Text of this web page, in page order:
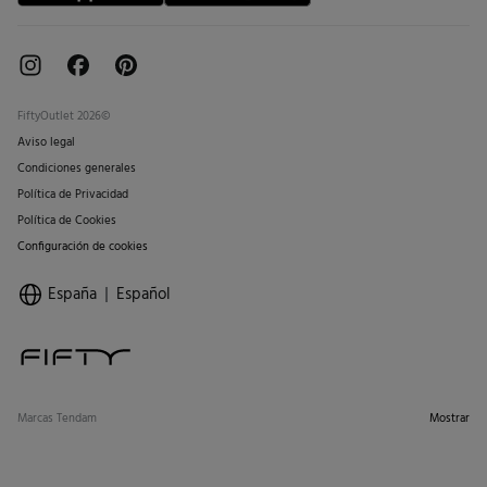
FiftyOutlet 2026©
Aviso legal
Condiciones generales
Política de Privacidad
Política de Cookies
Configuración de cookies
España Español
Marcas Tendam Mostrar